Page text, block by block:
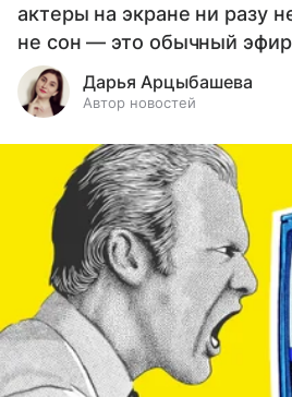
актеры на экране ни разу
не сон — это обычный эфир
Дарья Арцыбашева
Автор новостей